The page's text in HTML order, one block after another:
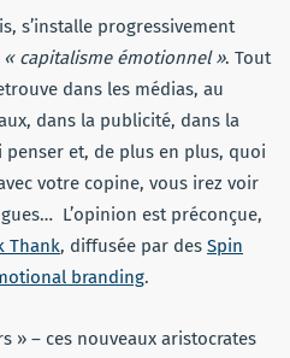
s’installe progressivement
« capitalisme émotionnel ». Tout
dans les médias, au
dans la publicité, dans la
et, de plus en plus, quoi
votre copine, vous irez voir
L’opinion est préconçue,
Thank, diffusée par des Spin
branding.
» – ces nouveaux aristocrates